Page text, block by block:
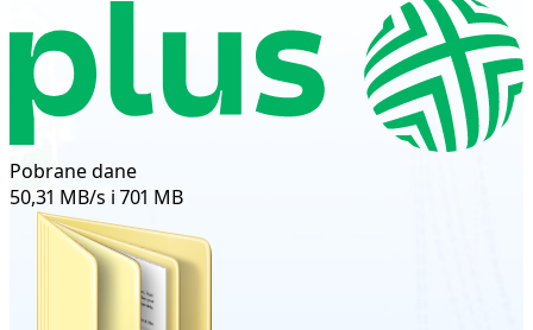
Pobrane dane
50,31 MB/s i 701 MB